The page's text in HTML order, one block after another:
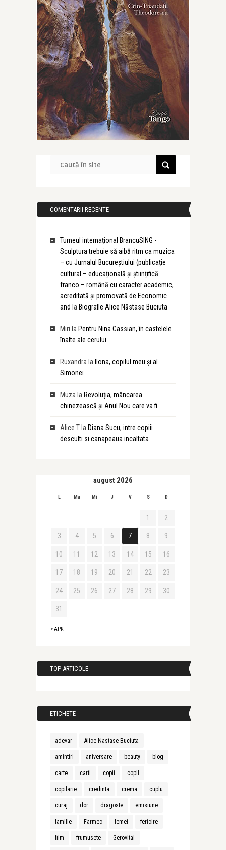
COMENTARII RECENTE
Turneul internațional BrancuSING -
Sculptura trebuie să aibă ritm ca muzica
– cu Jurnalul Bucureștiului (publicație
cultural – educațională și științifică
franco – română cu caracter academic,
acreditată și promovată de Economic
and la Biografie Alice Năstase Buciuta
Miri la Pentru Nina Cassian, în castelele
înalte ale cerului
Ruxandra la
Ilona, copilul meu și al
Simonei
Muza la Revoluția, mâncarea
chinezească și Anul Nou care va fi
Alice Tla Diana Sucu, intre copiii
desculti si canapeaua incaltata
august 2026
L Ma Mi J V S D
« APR.
1 2
3 4 5 6 7 8 9
10 11 12 13 14 15 16
17 18 19 20 21 22 23
24 25 26 27 28 29 30
31
TOP ARTICOLE
ETICHETE
adevar Alice Nastase Buciuta
amintiri aniversare beauty blog
carte carti copii copil
copilarie credinta crema cuplu
curaj dor dragoste emisiune
familie Farmec femei fericire
film frumusete Gerovital